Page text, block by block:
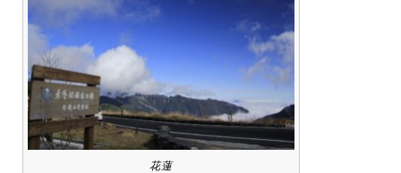
花蓮